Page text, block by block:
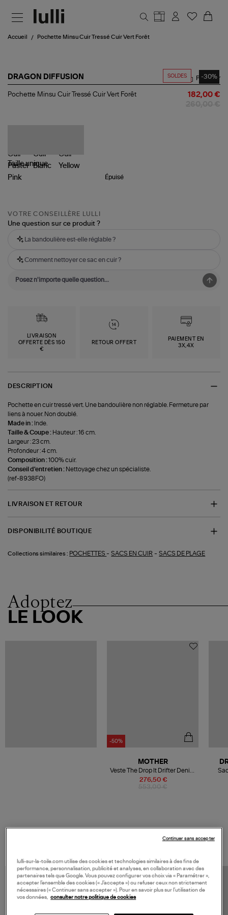
Accueil Pochette Minsu Cuir Tressé Cuir Vert Forêt
SOLDES -30%
DRAGON DIFFUSION
Pochette
Partager
Pochette Minsu Cuir Tressé Cuir Vert Forêt 182,00 €
Tailleunique
Épuisé
VOTRE CONSEILLÈRE LULLI
Une question sur ce produit ?
La bandoulière est-elle réglable ?
Comment nettoyer ce sac en cuir ?
LIVRAISON
OFFERTE DÈS 150
€
RETOUR OFFERT
PAIEMENT EN
3X,4X
DESCRIPTION
Pochette en cuir tressé vert. Une bandoulière non réglable. Fermeture par
liens à nouer. Non doublé.
Made in : Inde.
Taille & Coupe : Hauteur : 16 cm.
Largeur : 23 cm.
Profondeur : 4 cm.
Composition :100% cuir.
Conseil d'entretien : Nettoyage chez un spécialiste.
(ref-8938FO)
LIVRAISON ET RETOUR
DISPONIBILITÉ BOUTIQUE
Collections similaires : POCHETTES -SACS EN CUIR -SACS DE PLAGE
Adoptez
LE LOOK
-50%
276,50 €
MOTHER
Veste The Drop It Drifter Denim
I Confess
lulli-sur-la-toile.com utilise des cookies et technologies similaires à des fins de
performance, personnalisation, publicité et analyses, en collaboration avec des
partenaires tels que Google. Vous pouvez configurer vos choix via « Paramétrer »,
accepter l’ensemble des cookies (« J’accepte ») ou refuser ceux non strictement
nécessaires (« Continuer sans accepter »). Pour en savoir plus sur l’utilisation de
vos données, consulter notre politique de cookies
Continuer sans accepter